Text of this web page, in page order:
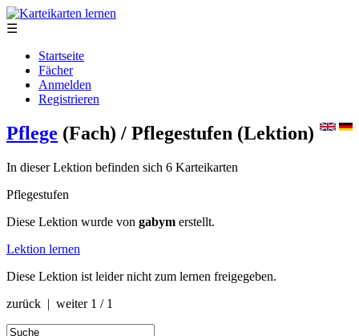
☰
Startseite
Fächer
Anmelden
Registrieren
Pflege (Fach) / Pflegestufen (Lektion)
In dieser Lektion befinden sich 6 Karteikarten
Pflegestufen
Diese Lektion wurde von gabym erstellt.
Lektion lernen
Diese Lektion ist leider nicht zum lernen freigegeben.
zurück | weiter 1 / 1